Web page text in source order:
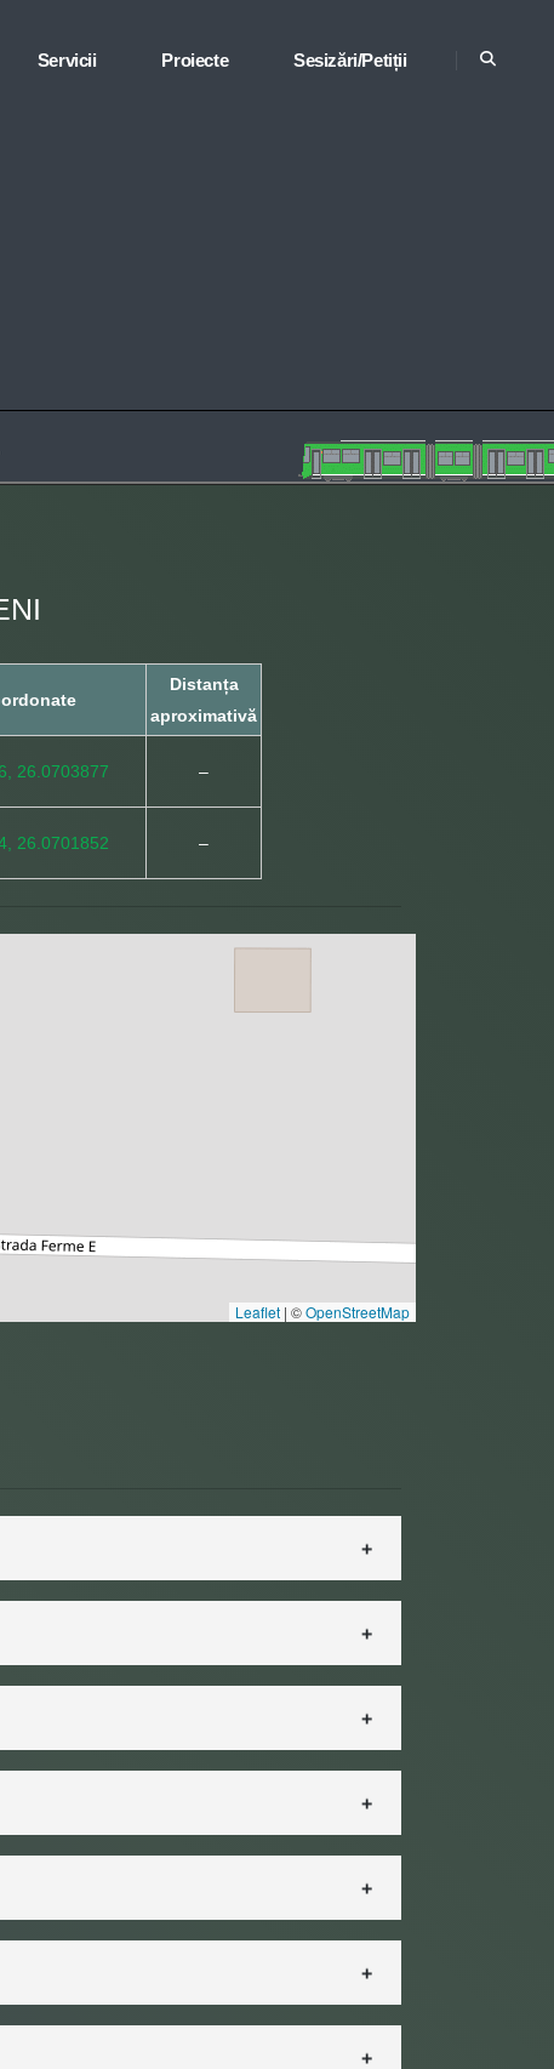
Servicii Proiecte Sesizări/Petiții
Distanța
aproximativă
26.0703877 –
26.0701852 –
Leaflet | ©OpenStreetMap